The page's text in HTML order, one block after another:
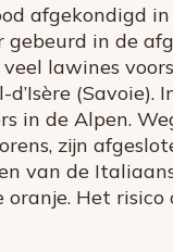
afgekondigd
in de
lawines
in de Alpen.
zijn
van de
Het